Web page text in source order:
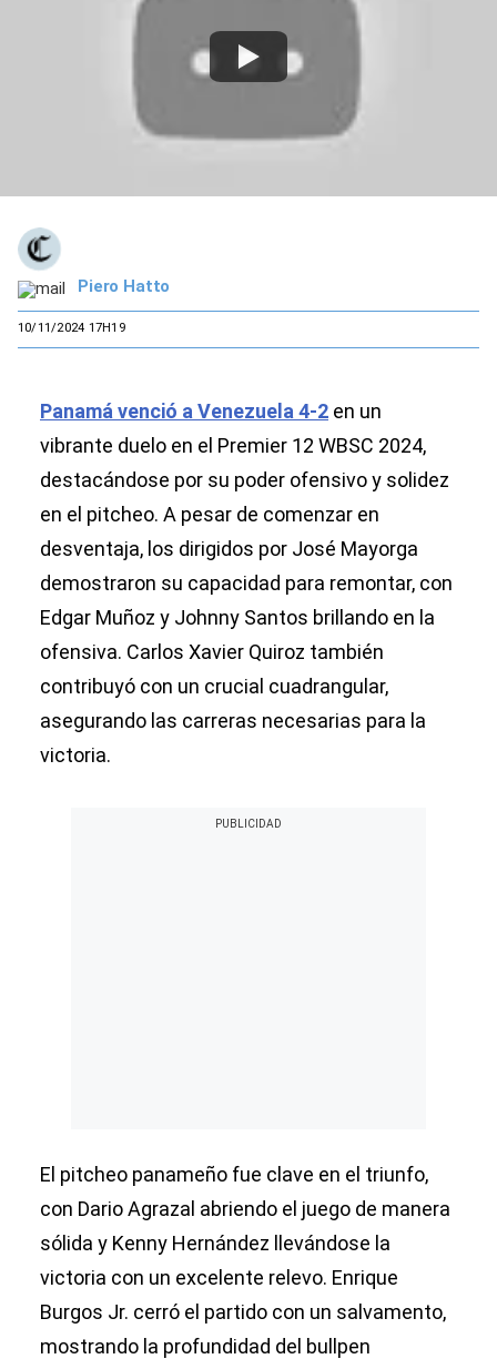
Piero Hatto
10/11/2024 17H19
Panamá venció a Venezuela 4-2 en un
vibrante duelo en el Premier 12 WBSC 2024,
destacándose por su poder ofensivo y solidez
en el pitcheo. A pesar de comenzar en
desventaja, los dirigidos por José Mayorga
demostraron su capacidad para remontar, con
Edgar Muñoz y Johnny Santos brillando en la
ofensiva. Carlos Xavier Quiroz también
contribuyó con un crucial cuadrangular,
asegurando las carreras necesarias para la
victoria.
El pitcheo panameño fue clave en el triunfo,
con Dario Agrazal abriendo el juego de manera
sólida y Kenny Hernández llevándose la
victoria con un excelente relevo. Enrique
Burgos Jr. cerró el partido con un salvamento,
mostrando la profundidad del bullpen